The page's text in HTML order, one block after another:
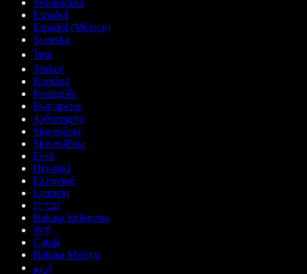
Español
Español (México)
Svenska
ไทย
Türkçe
Română
Português
Български
ქართული
Slovenčina
Slovenščina
Eesti
Hrvatski
Ελληνικά
Lietuvių
עברית
Bahasa Indonesia
বাংলা
Català
Bahasa Melayu
اردو